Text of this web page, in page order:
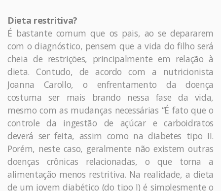
Dieta restritiva?
É bastante comum que os pais, ao se depararem
com o diagnóstico, pensem que a vida do filho será
cheia de restrições, principalmente em relação à
dieta. Contudo, de acordo com a nutricionista
Joanna Carollo, o enfrentamento da doença
costuma ser mais brando nessa fase da vida,
mesmo com as mudanças necessárias “É fato que o
controle da ingestão de açúcar e carboidratos
deverá ser feita, assim como na diabetes tipo II.
Porém, neste caso, geralmente não existem outras
doenças crônicas relacionadas, o que torna a
alimentação menos restritiva. Na realidade, a dieta
de um jovem diabético (do tipo I) é simplesmente o